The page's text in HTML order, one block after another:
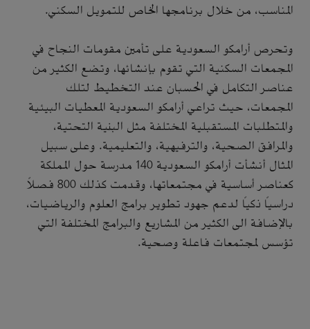
المناسب، من خلال برنامجها الخاص للتمويل السكني.
وتحرص أرامكو السعودية على تأمين مقومات النجاح في
المجمعات السكنية التي تقوم بإنشائها، وتضع الكثير من
عناصر التكامل في الحسبان عند التخطيط لتلك
المجمعات، حيث تراعي أرامكو السعودية المعطيات البيئية
والمتطلبات المستقبلية المختلفة مثل البنية التحتية،
والمرافق الصحية، والترفيهية، والتعليمية. وعلى سبيل
المثال أنشأت أرامكو السعودية 140 مدرسة حول المملكة
كعناصر أساسية في مجتمعاتها، وقدمت كذلك 800 فصلاً
دراسياً ذكياً لدعم جهود تطوير برامج العلوم والرياضيات،
بالإضافة الى الكثير من المشاريع والبرامج المختلفة التي
تؤسس لمجتمعات فاعلة وصحية.